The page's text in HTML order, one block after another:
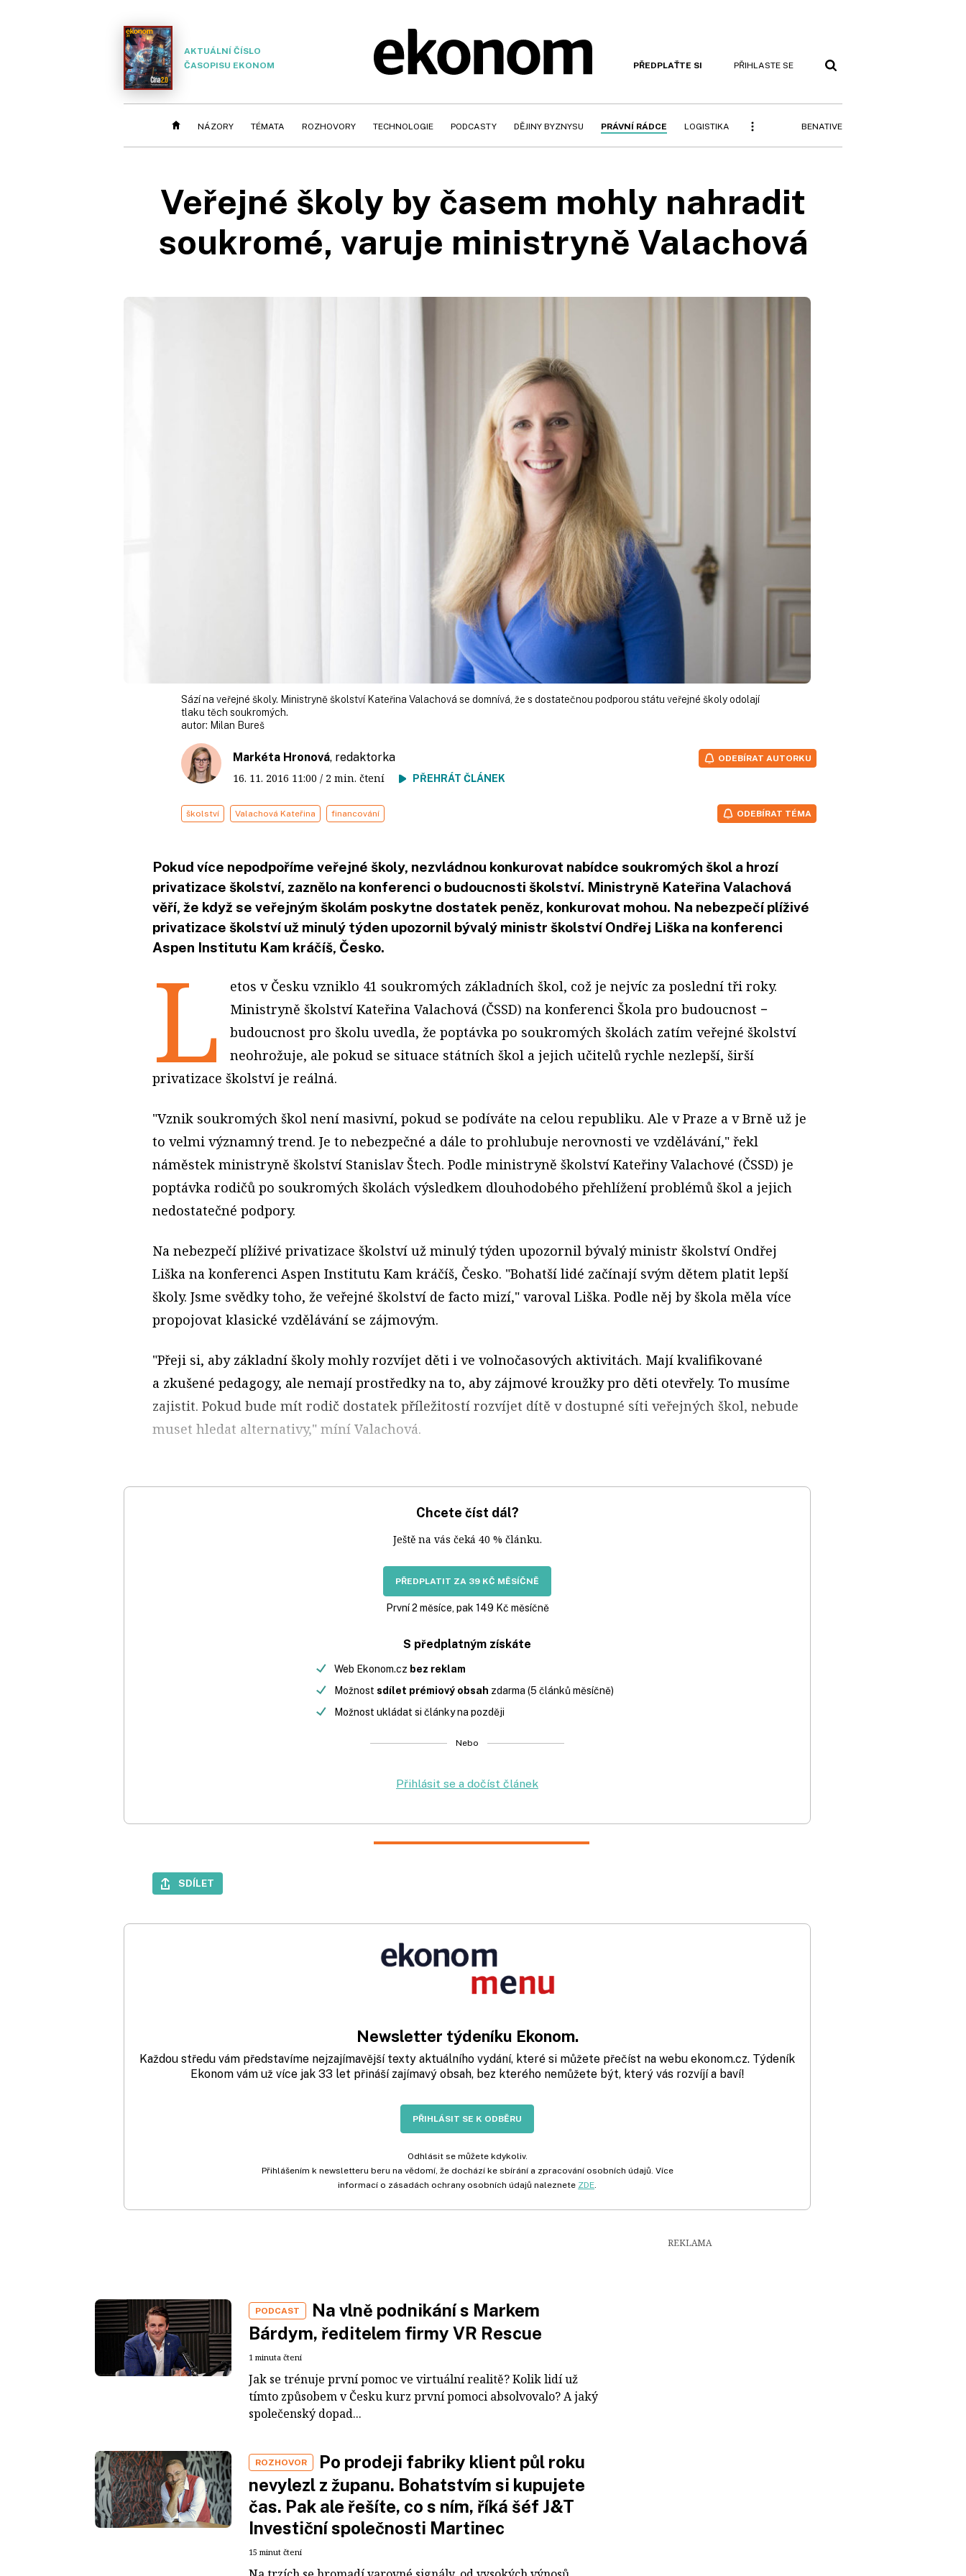
AKTUÁLNÍ ČÍSLO
ČASOPISU EKONOM
PŘEDPLAŤTE SI PŘIHLASTE SE
NÁZORY TÉMATA ROZHOVORY TECHNOLOGIE PODCASTY DĚJINY BYZNYSU PRÁVNÍ RÁDCE LOGISTIKA BENATIVE
Veřejné školy by časem mohly nahradit
soukromé, varuje ministryně Valachová
Sází na veřejné školy. Ministryně školství Kateřina Valachová se domnívá, že s dostatečnou podporou státu veřejné školy odolají
tlaku těch soukromých.
autor: Milan Bureš
Markéta Hronová, redaktorka
16. 11. 2016 11:00 / 2 min. čtení PŘEHRÁT ČLÁNEK
ODEBÍRAT AUTORKU
školství Valachová Kateřina financování ODEBÍRAT TÉMA
Pokud více nepodpoříme veřejné školy, nezvládnou konkurovat nabídce soukromých škol a hrozí
privatizace školství, zaznělo na konferenci o budoucnosti školství. Ministryně Kateřina Valachová
věří, že když se veřejným školám poskytne dostatek peněz, konkurovat mohou. Na nebezpečí plíživé
privatizace školství už minulý týden upozornil bývalý ministr školství Ondřej Liška na konferenci
Aspen Institutu Kam kráčíš, Česko.
L
etos v Česku vzniklo 41 soukromých základních škol, což je nejvíc za poslední tři roky.
Ministryně školství Kateřina Valachová (ČSSD) na konferenci Škola pro budoucnost −
budoucnost pro školu uvedla, že poptávka po soukromých školách zatím veřejné školství
neohrožuje, ale pokud se situace státních škol a jejich učitelů rychle nezlepší, širší
privatizace školství je reálná.
"Vznik soukromých škol není masivní, pokud se podíváte na celou republiku. Ale v Praze a v Brně už je
to velmi významný trend. Je to nebezpečné a dále to prohlubuje nerovnosti ve vzdělávání," řekl
náměstek ministryně školství Stanislav Štech. Podle ministryně školství Kateřiny Valachové (ČSSD) je
poptávka rodičů po soukromých školách výsledkem dlouhodobého přehlížení problémů škol a jejich
nedostatečné podpory.
Na nebezpečí plíživé privatizace školství už minulý týden upozornil bývalý ministr školství Ondřej
Liška na konferenci Aspen Institutu Kam kráčíš, Česko. "Bohatší lidé začínají svým dětem platit lepší
školy. Jsme svědky toho, že veřejné školství de facto mizí," varoval Liška. Podle něj by škola měla více
propojovat klasické vzdělávání se zájmovým.
"Přeji si, aby základní školy mohly rozvíjet děti i ve volnočasových aktivitách. Mají kvalifikované
a zkušené pedagogy, ale nemají prostředky na to, aby zájmové kroužky pro děti otevřely. To musíme
zajistit. Pokud bude mít rodič dostatek příležitostí rozvíjet dítě v dostupné síti veřejných škol, nebude
muset hledat alternativy," míní Valachová.
Chcete číst dál?
Ještě na vás čeká 40 % článku.
PŘEDPLATIT ZA 39 KČ MĚSÍČNĚ
První 2 měsíce, pak 149 Kč měsíčně
S předplatným získáte
Web Ekonom.cz bez reklam
Možnost sdílet prémiový obsah zdarma (5 článků měsíčně)
Možnost ukládat si články na později
Nebo
Přihlásit se a dočíst článek
SDÍLET
Newsletter týdeníku Ekonom.
Každou středu vám představíme nejzajímavější texty aktuálního vydání, které si můžete přečíst na webu ekonom.cz. Týdeník
Ekonom vám už více jak 33 let přináší zajímavý obsah, bez kterého nemůžete být, který vás rozvíjí a baví!
PŘIHLÁSIT SE K ODBĚRU
Odhlásit se můžete kdykoliv.
Přihlášením k newsletteru beru na vědomí, že dochází ke sbírání a zpracování osobních údajů. Více
informací o zásadách ochrany osobních údajů naleznete ZDE.
PODCAST
Na vlně podnikání s Markem
Bárdym, ředitelem firmy VR Rescue
1 minuta čtení
Jak se trénuje první pomoc ve virtuální realitě? Kolik lidí už
tímto způsobem v Česku kurz první pomoci absolvovalo? A jaký
společenský dopad...
ROZHOVOR
Po prodeji fabriky klient půl roku
nevylezl z županu. Bohatstvím si kupujete
čas. Pak ale řešíte, co s ním, říká šéf J&T
Investiční společnosti Martinec
15 minut čtení